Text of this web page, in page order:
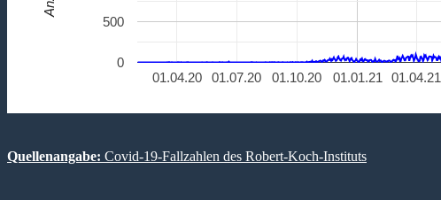
01.01.21
01.04.20 01.07.20 01.10.20 01.04.21
0
500
Quellenangabe: Covid-19-Fallzahlen des Robert-Koch-Instituts